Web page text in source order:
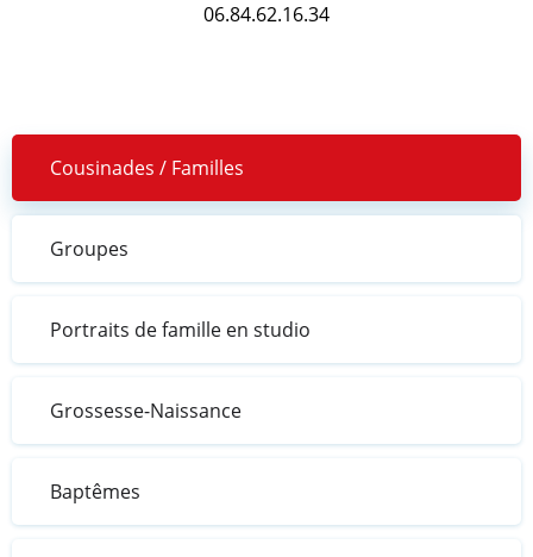
06.84.62.16.34
Cousinades / Familles
Groupes
Portraits de famille en studio
Grossesse-Naissance
Baptêmes